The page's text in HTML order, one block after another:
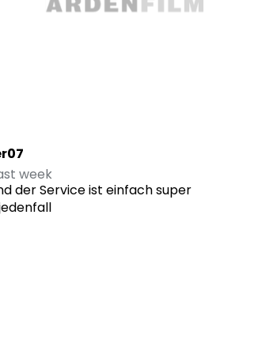
week
der Service ist einfach super